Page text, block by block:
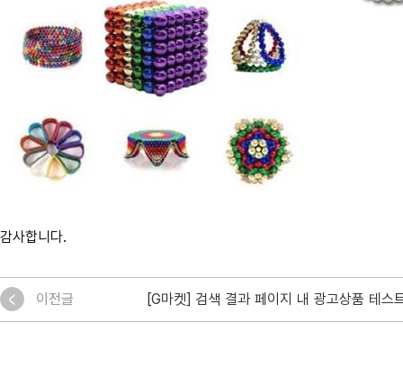
감사합니다.
이전글 [G마켓] 검색 결과 페이지 내 광고상품 테스